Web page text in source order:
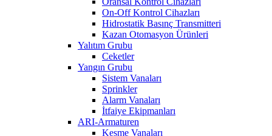
On-Off Kontrol Cihazları
Hidrostatik Basınç Transmitteri
Kazan Otomasyon Ürünleri
Yalıtım Grubu
Ceketler
Yangın Grubu
Sistem Vanaları
Sprinkler
Alarm Vanaları
İtfaiye Ekipmanları
ARI-Armaturen
Kesme Vanaları